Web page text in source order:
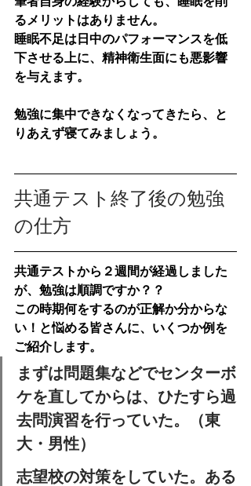
るメリットはありません。
睡眠不足は日中のパフォーマンスを低
下させる上に、精神衛生面にも悪影響
を与えます。
勉強に集中できなくなってきたら、と
りあえず寝てみましょう。
共通テスト終了後の勉強
の仕方
共通テストから２週間が経過しました
が、勉強は順調ですか？？
この時期何をするのが正解か分からな
い！と悩める皆さんに、いくつか例を
ご紹介します。
まずは問題集などでセンターボ
ケを直してからは、ひたすら過
去問演習を行っていた。（東
大・男性）
志望校の対策をしていた。 ある